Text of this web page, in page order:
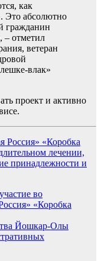
как
Это абсолютно
гражданин
– отметил
ветеран
влак»
проект и активно
Россия» «Коробка
лечении,
принадлежности и
во
«Коробка
Йошкар-Олы